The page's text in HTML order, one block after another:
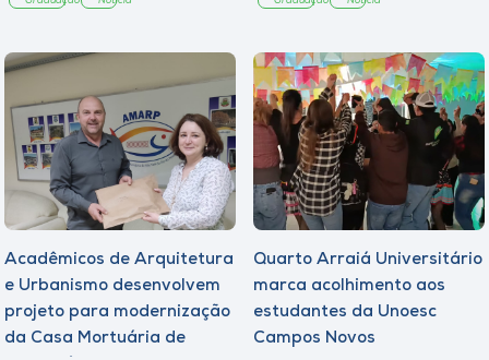
Acadêmicos de Arquitetura
e Urbanismo desenvolvem
projeto para modernização
da Casa Mortuária de
Quarto Arraiá Universitário
marca acolhimento aos
estudantes da Unoesc
Campos Novos